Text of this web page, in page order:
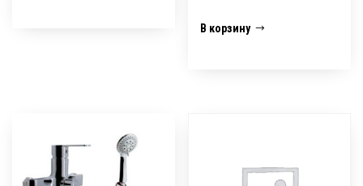
В корзину